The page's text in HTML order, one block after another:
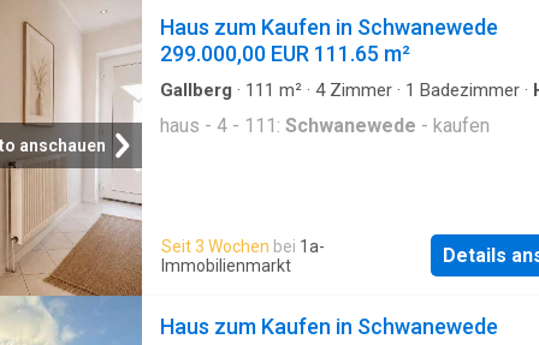
oder Paare. Die Immobilie verfügt über 4
Küche, Badezimmer, Gäste-WC, Abslraum und
Heizungskeller. Zusätzlich bietet Ihnen der
ausbaufähige Dachboden, die Möglichkeit
einer überdachten Terrasse zum Entspannen
Carport mit angrenzendem Schuppen, der
anschauen
Haus zum Kaufen in Schwanewede
299.000,00 EUR 111.65 m²
Gallberg · 111 m² · 4Zimmer · 1 Badezimmer ·
haus - 4 - 111: Schwanewede - kaufen
Seit 3 Wochen bei 1a-
Immobilienmarkt
Details
Haus zum Kaufen in Schwanewede